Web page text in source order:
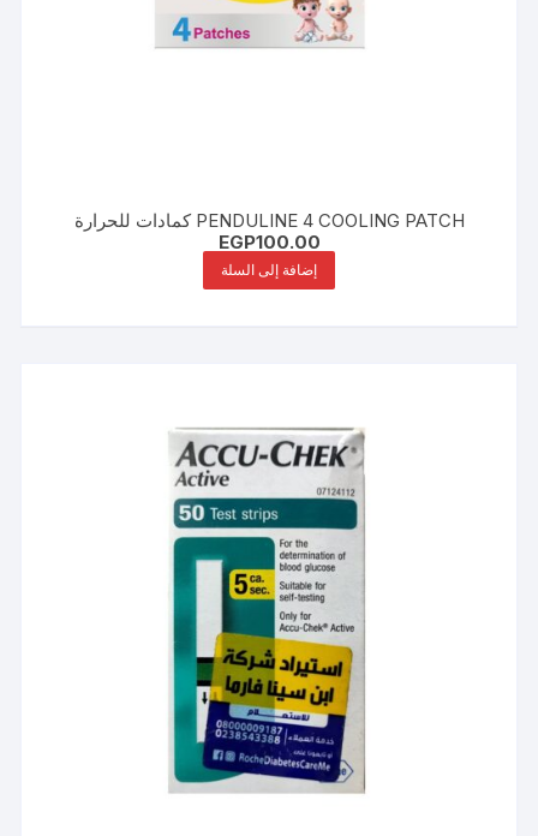
PENDULINE 4 COOLING PATCH كمادات للحرارة
EGP100.00
إضافة إلى السلة